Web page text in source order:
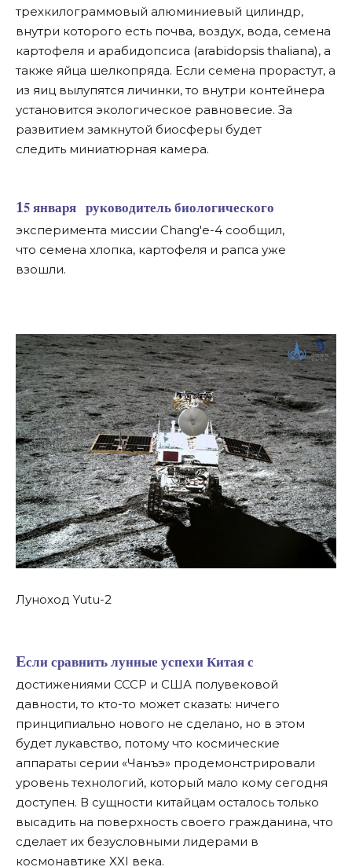
трехкилограммовый алюминиевый цилиндр,
внутри которого есть почва, воздух, вода, семена
картофеля и арабидопсиса (arabidopsis thaliana), а
также яйца шелкопряда. Если семена прорастут, а
из яиц вылупятся личинки, то внутри контейнера
установится экологическое равновесие. За
развитием замкнутой биосферы будет
следить миниатюрная камера.
15 января руководитель биологического
эксперимента миссии Chang'e-4 сообщил,
что семена хлопка, картофеля и рапса уже
взошли.
Луноход Yutu-2
Если сравнить лунные успехи Китая с
достижениями СССР и США полувековой
давности, то кто-то может сказать: ничего
принципиально нового не сделано, но в этом
будет лукавство, потому что космические
аппараты серии «Чанъэ» продемонстрировали
уровень технологий, который мало кому сегодня
доступен. В сущности китайцам осталось только
высадить на поверхность своего гражданина, что
сделает их безусловными лидерами в
космонавтике XXI века.